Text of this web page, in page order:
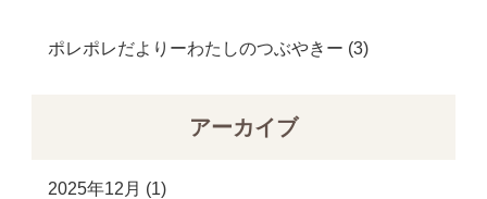
ポレポレだよりーわたしのつぶやきー (3)
アーカイブ
2025年12月 (1)